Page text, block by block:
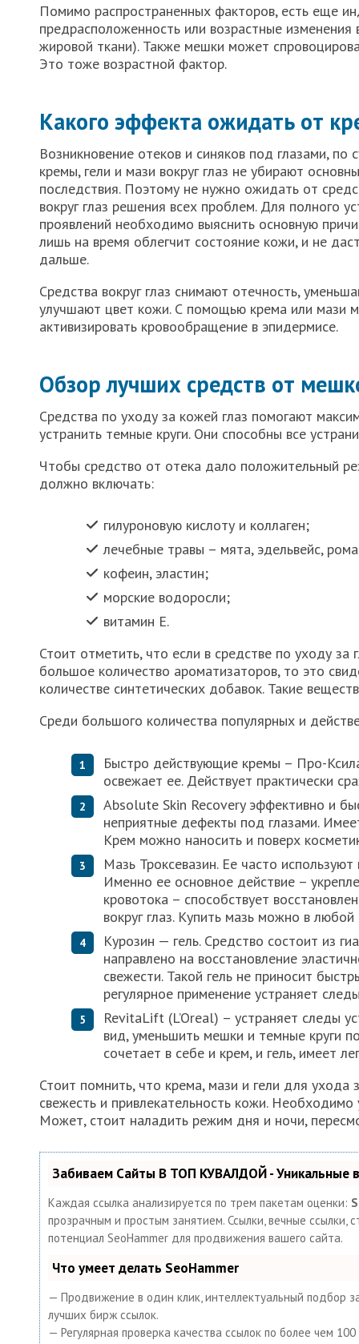
Помимо распространенных факторов, есть еще
предрасположенность или возрастные
жировой ткани). Также мешки может
Это тоже возрастной фактор.
Какого эффекта ожидать от
Возникновение отеков и синяков под глазами,
кремы, гели и мази вокруг глаз не убирают
последствия. Поэтому не нужно ожидать от
вокруг глаз решения всех проблем. Для полного
проявлений необходимо выяснить основную
лишь на время облегчит состояние кожи, и не
дальше.
Средства вокруг глаз снимают отечность,
улучшают цвет кожи. С помощью крема или мази
активизировать кровообращение в эпидермисе.
Обзор лучших средств от
Средства по уходу за кожей глаз помогают
устранить темные круги. Они способны все
Чтобы средство от отека дало положительный
должно включать:
гилуроновую кислоту и коллаген;
лечебные травы – мята, эдельвейс,
кофеин, эластин;
морские водоросли;
витамин Е.
Стоит отметить, что если в средстве по уходу за
большое количество ароматизаторов, то это
количестве синтетических добавок. Такие
Среди большого количества популярных и
Быстро действующие кремы – Про-
освежает ее. Действует практически
Absolute Skin Recovery эффективно и
неприятные дефекты под глазами.
Крем можно наносить и поверх
Мазь Троксевазин. Ее часто
Именно ее основное действие –
кровотока – способствует
вокруг глаз. Купить мазь можно в любой
Курозин — гель. Средство состоит из
направлено на восстановление
свежести. Такой гель не приносит
регулярное применение устраняет
RevitaLift (L’Oreal) – устраняет следы
вид, уменьшить мешки и темные круги
сочетает в себе и крем, и гель, имеет
Стоит помнить, что крема, мази и гели для ухода
свежесть и привлекательность кожи.
Может, стоит наладить режим дня и ночи,
Забиваем Сайты В ТОП КУВАЛДОЙ - Уникальные
Каждая ссылка анализируется по трем пакетам оценки:
прозрачным и простым занятием. Ссылки, вечные ссылки,
потенциал SeoHammer для продвижения вашего сайта.
Что умеет делать SeoHammer
— Продвижение в один клик, интеллектуальный подбор
лучших бирж ссылок.
— Регулярная проверка качества ссылок по более чем